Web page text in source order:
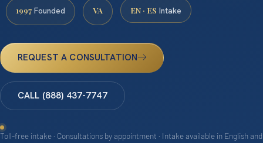
1997 Founded VA EN · ES Intake
REQUEST A CONSULTATION
CALL (888) 437-7747
Toll-free intake · Consultations by appointment · Intake available in English and